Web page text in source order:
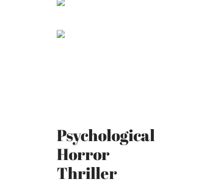
Psychological
Horror
Thriller